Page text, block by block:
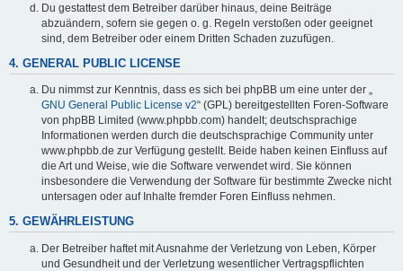
Du gestattest dem Betreiber darüber hinaus, deine Beiträge
abzuändern, sofern sie gegen o. g. Regeln verstoßen oder geeignet
sind, dem Betreiber oder einem Dritten Schaden zuzufügen.
4. GENERAL PUBLIC LICENSE
Du nimmst zur Kenntnis, dass es sich bei phpBB um eine unter der „
GNU General Public License v2“ (GPL) bereitgestellten Foren-Software
von phpBB Limited (www.phpbb.com) handelt; deutschsprachige
Informationen werden durch die deutschsprachige Community unter
www.phpbb.de zur Verfügung gestellt. Beide haben keinen Einfluss auf
die Art und Weise, wie die Software verwendet wird. Sie können
insbesondere die Verwendung der Software für bestimmte Zwecke nicht
untersagen oder auf Inhalte fremder Foren Einfluss nehmen.
5. GEWÄHRLEISTUNG
Der Betreiber haftet mit Ausnahme der Verletzung von Leben, Körper
und Gesundheit und der Verletzung wesentlicher Vertragspflichten